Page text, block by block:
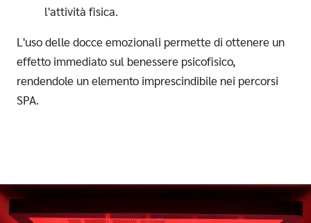
l'attività fisica.
L'uso delle docce emozionali permette di ottenere un
effetto immediato sul benessere psicofisico,
rendendole un elemento imprescindibile nei percorsi
SPA.